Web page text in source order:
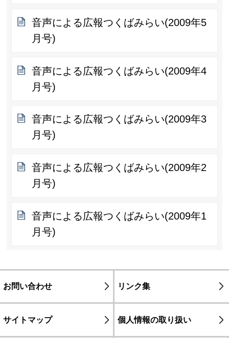
音声による広報つくばみらい(2009年5
月号)
音声による広報つくばみらい(2009年4
月号)
音声による広報つくばみらい(2009年3
月号)
音声による広報つくばみらい(2009年2
月号)
音声による広報つくばみらい(2009年1
月号)
お問い合わせ リンク集
サイトマップ 個人情報の取り扱い